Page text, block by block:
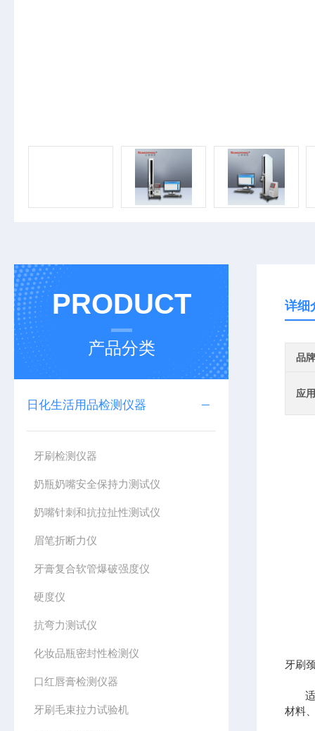
PRODUCT
产品分类
日化生活用品检测仪器
牙刷检测仪器
奶瓶奶嘴安全保持力测试仪
奶嘴针刺和抗拉扯性测试仪
眉笔折断力仪
牙膏复合软管爆破强度仪
硬度仪
抗弯力测试仪
化妆品瓶密封性检测仪
口红唇膏检测仪器
牙刷毛束拉力试验机
详细
品牌
应
牙刷
材料